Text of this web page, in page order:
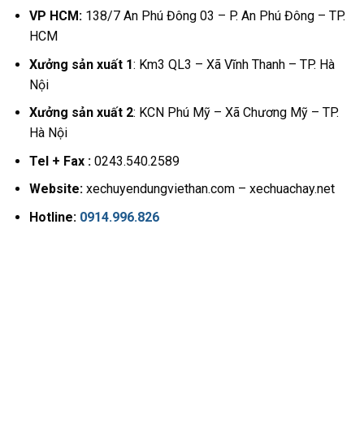
VP HCM:138/7 An Phú Đông 03 – P. An Phú Đông – TP.
HCM
Xưởng sản xuất 1: Km3 QL3 – Xã Vĩnh Thanh – TP. Hà
Nội
Xưởng sản xuất 2: KCN Phú Mỹ – Xã Chương Mỹ – TP.
Hà Nội
Tel + Fax :0243.540.2589
Website:xechuyendungviethan.com – xechuachay.net
Hotline: 0914.996.826